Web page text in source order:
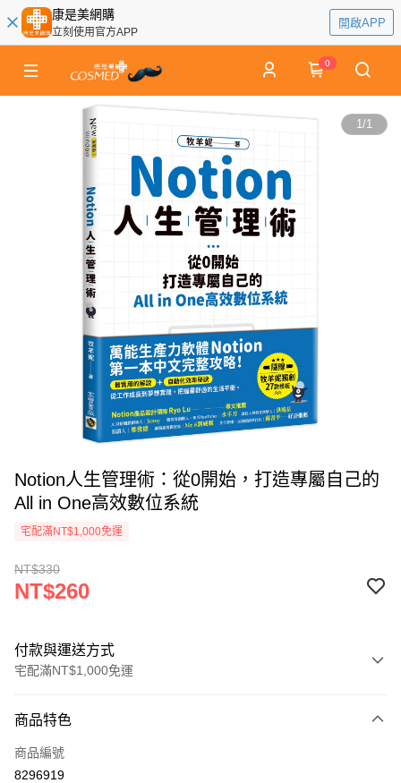
康是美網購
立刻使用官方APP
開啟APP
0
1/1
Notion人生管理術：從0開始，打造專屬自己的
All in One高效數位系統
宅配滿NT$1,000免運
NT$330
NT$260
付款與運送方式
宅配滿NT$1,000免運
icash Pay
信用卡一次付款
商品特色
商品編號
8296919